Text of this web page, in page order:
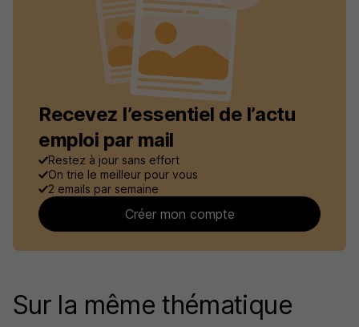
Recevez l’essentiel de l’actu
emploi par mail
Restez à jour sans effort
On trie le meilleur pour vous
2 emails par semaine
Créer mon compte
Sur la même thématique